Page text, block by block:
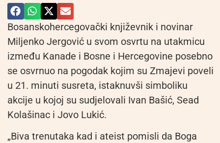
Bosanskohercegovački književnik i novinar
Miljenko Jergović u svom osvrtu na utakmicu
između Kanade i Bosne i Hercegovine posebno
se osvrnuo na pogodak kojim su Zmajevi poveli
u 21. minuti susreta, istaknuvši simboliku
akcije u kojoj su sudjelovali Ivan Bašić, Sead
Kolašinac i Jovo Lukić.
„Biva trenutaka kad i ateist pomisli da Boga